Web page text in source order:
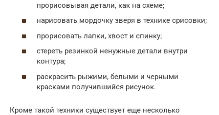
прорисовывая детали, как на схеме;
нарисовать мордочку зверя в технике срисовки;
прорисовать лапки, хвост и спинку;
стереть резинкой ненужные детали внутри
контура;
раскрасить рыжими, белыми и черными
красками получившийся рисунок.
Кроме такой техники существует еще несколько